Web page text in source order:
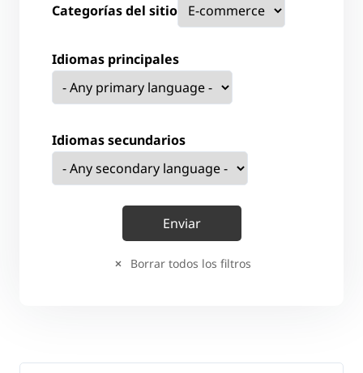
Categorías del sitio
Idiomas principales
Idiomas secundarios
Borrar todos los filtros